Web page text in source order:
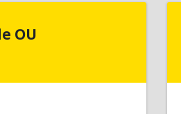
OU
Tallinn, Varese tn.10A-